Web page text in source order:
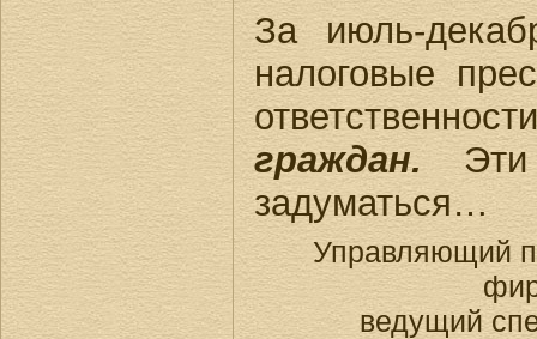
За июль-
налоговые
граждан.Эти
задуматься…
Управляющий
ведущий